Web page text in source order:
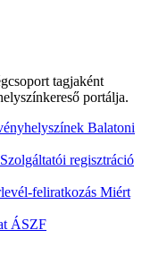
tagjaként
portálja.
Balatoni
Szolgáltatói regisztráció
feliratkozás Miért
ÁSZF